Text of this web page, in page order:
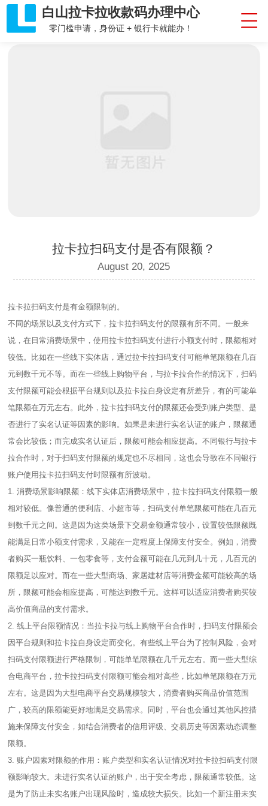
白山拉卡拉收款码办理中心
零门槛申请，身份证 + 银行卡就能办！
拉卡拉扫码支付是否有限额？
August 20, 2025
拉卡拉扫码支付是有金额限制的。
不同的场景以及支付方式下，拉卡拉扫码支付的限额有所不同。一般来
说，在日常消费场景中，使用拉卡拉扫码支付进行小额支付时，限额相对
较低。比如在一些线下实体店，通过拉卡拉扫码支付可能单笔限额在几百
元到数千元不等。而在一些线上购物平台，与拉卡拉合作的情况下，扫码
支付限额可能会根据平台规则以及拉卡拉自身设定有所差异，有的可能单
笔限额在万元左右。此外，拉卡拉扫码支付的限额还会受到账户类型、是
否进行了实名认证等因素的影响。如果是未进行实名认证的账户，限额通
常会比较低；而完成实名认证后，限额可能会相应提高。不同银行与拉卡
拉合作时，对于扫码支付限额的规定也不尽相同，这也会导致在不同银行
账户使用拉卡拉扫码支付时限额有所波动。
1. 消费场景影响限额：线下实体店消费场景中，拉卡拉扫码支付限额一般
相对较低。像普通的便利店、小超市等，扫码支付单笔限额可能在几百元
到数千元之间。这是因为这类场景下交易金额通常较小，设置较低限额既
能满足日常小额支付需求，又能在一定程度上保障支付安全。例如，消费
者购买一瓶饮料、一包零食等，支付金额可能在几元到几十元，几百元的
限额足以应对。而在一些大型商场、家居建材店等消费金额可能较高的场
所，限额可能会相应提高，可能达到数千元。这样可以适应消费者购买较
高价值商品的支付需求。
2. 线上平台限额情况：当拉卡拉与线上购物平台合作时，扫码支付限额会
因平台规则和拉卡拉自身设定而变化。有些线上平台为了控制风险，会对
扫码支付限额进行严格限制，可能单笔限额在几千元左右。而一些大型综
合电商平台，拉卡拉扫码支付限额可能会相对高些，比如单笔限额在万元
左右。这是因为大型电商平台交易规模较大，消费者购买商品价值范围
广，较高的限额能更好地满足交易需求。同时，平台也会通过其他风控措
施来保障支付安全，如结合消费者的信用评级、交易历史等因素动态调整
限额。
3. 账户因素对限额的作用：账户类型和实名认证情况对拉卡拉扫码支付限
额影响较大。未进行实名认证的账户，出于安全考虑，限额通常较低。这
是为了防止未实名账户出现风险时，造成较大损失。比如一个新注册未实